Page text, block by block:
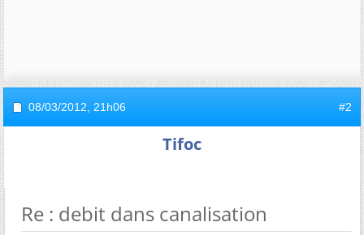
08/03/2012, 21h06 #2
Tifoc
Re : debit dans canalisation